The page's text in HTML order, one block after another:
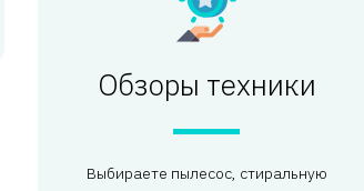
Обзоры техники
Выбираете пылесос, стиральную